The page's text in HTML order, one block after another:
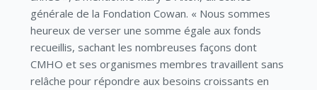
générale de la Fondation Cowan. « Nous sommes
heureux de verser une somme égale aux fonds
recueillis, sachant les nombreuses façons dont
CMHO et ses organismes membres travaillent sans
relâche pour répondre aux besoins croissants en